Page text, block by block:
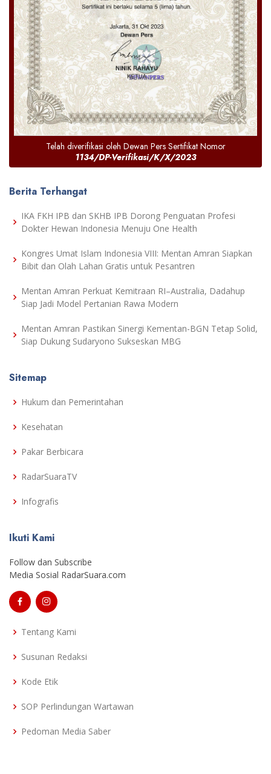
Telah diverifikasi oleh Dewan Pers Sertifikat Nomor
1134/DP-Verifikasi/K/X/2023
Berita Terhangat
IKA FKH IPB dan SKHB IPB Dorong Penguatan Profesi
Dokter Hewan Indonesia Menuju One Health
Kongres Umat Islam Indonesia VIII: Mentan Amran Siapkan
Bibit dan Olah Lahan Gratis untuk Pesantren
Mentan Amran Perkuat Kemitraan RI–Australia, Dadahup
Siap Jadi Model Pertanian Rawa Modern
Mentan Amran Pastikan Sinergi Kementan-BGN Tetap Solid,
Siap Dukung Sudaryono Sukseskan MBG
Sitemap
Hukum dan Pemerintahan
Kesehatan
Pakar Berbicara
RadarSuaraTV
Infografis
Ikuti Kami
Follow dan Subscribe
Media Sosial RadarSuara.com
Tentang Kami
Susunan Redaksi
Kode Etik
SOP Perlindungan Wartawan
Pedoman Media Saber